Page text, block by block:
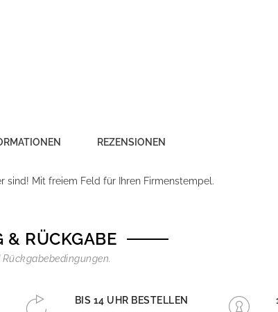
REZENSIONEN
sind! Mit freiem Feld für Ihren Firmenstempel.
& RÜCKGABE
BIS 14 UHR BESTELLEN